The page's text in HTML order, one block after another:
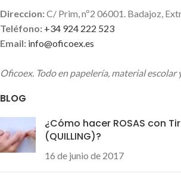
Direccion:C/ Prim, nº2 06001. Badajoz,
Teléfono: +34 924 222 523
Email: info@oficoex.es
Oficoex. Todo en papelería, material escolar
BLOG
¿Cómo hacer ROSAS con
(QUILLING)?
16 de junio de 2017